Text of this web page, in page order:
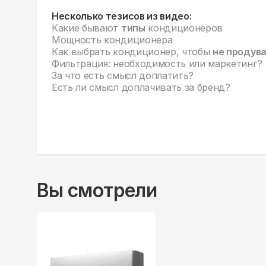
Несколько тезисов из видео:
Какие бывают типы кондиционеров
Мощность кондиционера
Как выбрать кондиционер, чтобы не
Фильтрация: необходимость или маркетинг?
За что есть смысл доплатить?
Есть ли смысл доплачивать за бренд?
Вы смотрели